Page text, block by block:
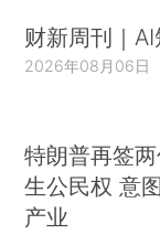
财新周刊｜
2026年08月06日
特朗普再签
生公民权 意
产业